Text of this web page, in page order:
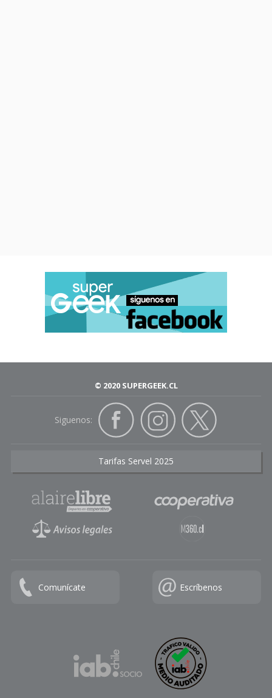
© 2020 SUPERGEEK.CL
Siguenos:
Tarifas Servel 2025
Comunícate Escríbenos